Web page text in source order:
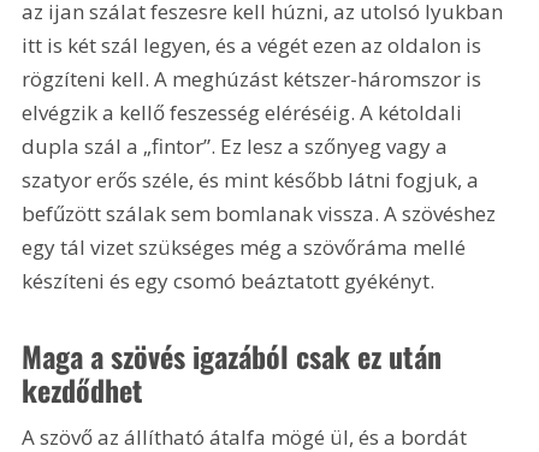
az ijan szálat feszesre kell húzni, az utolsó lyukban
itt is két szál legyen, és a végét ezen az oldalon is
rögzíteni kell. A meghúzást kétszer-háromszor is
elvégzik a kellő feszesség eléréséig. A kétoldali
dupla szál a „fintor”. Ez lesz a szőnyeg vagy a
szatyor erős széle, és mint később látni fogjuk, a
befűzött szálak sem bomlanak vissza. A szövéshez
egy tál vizet szükséges még a szövőráma mellé
készíteni és egy csomó beáztatott gyékényt.
Maga a szövés igazából csak ez után
kezdődhet
A szövő az állítható átalfa mögé ül, és a bordát